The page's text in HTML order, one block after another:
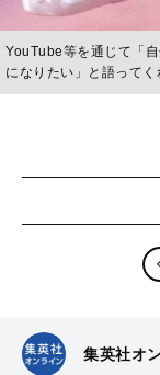
YouTube等を通じて「
になりたい」と語って
集英社オ